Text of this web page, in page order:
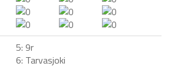
5: 9r
6: Tarvasjoki